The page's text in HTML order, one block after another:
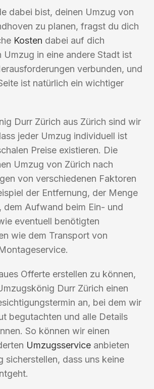
dabei bist, deinen Umzug von
zu planen, fragst du dich
Kosten dabei auf dich
Umzug in eine andere Stadt ist
verbunden, und
ist natürlich ein wichtiger
Durr Zürich aus Zürich sind wir
jeder Umzug individuell ist
Preise existieren. Die
Umzug von Zürich nach
von verschiedenen Faktoren
der Entfernung, der Menge
dem Aufwand beim Ein- und
eventuell benötigten
wie dem Transport von
Offerte erstellen zu können,
Durr Zürich einen
an, bei dem wir
begutachten und alle Details
So können wir einen
Umzugsservice anbieten
sicherstellen, dass uns keine